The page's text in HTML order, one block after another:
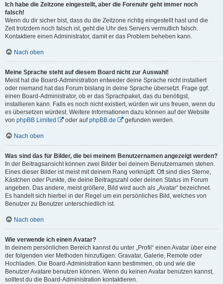
Ich habe die Zeitzone eingestellt, aber die Forenuhr geht immer noch
falsch!
Wenn du dir sicher bist, dass du die Zeitzone richtig eingestellt hast und die
Zeit trotzdem noch falsch ist, geht die Uhr des Servers vermutlich falsch.
Kontaktiere einen Administrator, damit er das Problem beheben kann.
Nach oben
Meine Sprache steht auf diesem Board nicht zur Auswahl!
Meist hat die Board-Administration entweder deine Sprache nicht installiert
oder niemand hat das Forum bislang in deine Sprache übersetzt. Frage ggf.
einen Board-Administrator, ob er das Sprachpaket, das du benötigst,
installieren kann. Falls es noch nicht existiert, würden wir uns freuen, wenn du
es übersetzen würdest. Weitere Informationen dazu können auf der Website
von phpBB Limited oder aufphpBB.de gefunden werden.
Nach oben
Was sind das für Bilder, die bei meinem Benutzernamen angezeigt werden?
In der Beitragsansicht können zwei Bilder bei deinem Benutzernamen stehen.
Eines dieser Bilder ist meist mit deinem Rang verknüpft: Oft sind dies Sterne,
Kästchen oder Punkte, die deine Beitragszahl oder deinen Status im Forum
angeben. Das andere, meist größere, Bild wird auch als „Avatar“ bezeichnet.
Es handelt sich hierbei in der Regel um ein persönliches Bild, welches von
Benutzer zu Benutzer unterschiedlich ist.
Nach oben
Wie verwende ich einen Avatar?
In deinem persönlichen Bereich kannst du unter „Profil“ einen Avatar über eine
der folgenden vier Methoden hinzufügen: Gravatar, Galerie, Remote oder
Hochladen. Die Board-Administration kann bestimmen, ob und wie die
Benutzer Avatare benutzen können. Wenn du keinen Avatar benutzen kannst,
solltest du die Board-Administration kontaktieren.